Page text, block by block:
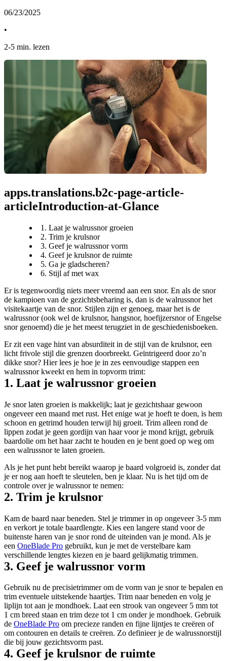
06/23/2025
•
2-5 min. lezen
apps.translations.b2c-page-article-
articleIntroduction-at-Glance
1. Laat je walrussnor groeien
2. Trim je krulsnor
3. Geef je walrussnor vorm
4. Geef je krulsnor de ruimte
5. Ga je gladscheren?
6. Stijl af met wax
Er is tegenwoordig niets meer vreemd aan een snor. En als de snor
de kampioen van de gezichtsbeharing is, dan is de walrussnor het
visitekaartje van de snor. Stijlen zijn er genoeg, maar het is de
walrussnor (ook wel de krulsnor, hangsnor, hoefijzersnor of Engelse
snor genoemd) die je het meest terugziet in de geschiedenisboeken.
Er zit een vage hint van absurditeit in de stijl van de krulsnor, een
licht frivole stijl die grenzen doorbreekt. Geïntrigeerd door zo’n
dikke snor? Hier lees je hoe je in zes eenvoudige stappen een
walrussnor kweekt en hem in topvorm trimt:
1. Laat je walrussnor groeien
Je snor laten groeien is makkelijk; laat je gezichtshaar gewoon
ongeveer een maand met rust. Het enige wat je hoeft te doen, is hem
schoon en getrimd houden terwijl hij groeit. Trim alleen rond de
lippen zodat je geen gordijn van haar voor je mond krijgt, gebruik
baardolie om het haar zacht te houden en je bent goed op weg om
een walrussnor te laten groeien.
Als je het punt hebt bereikt waarop je baard volgroeid is, zonder dat
je er nog aan hoeft te sleutelen, ben je klaar. Nu is het tijd om de
controle over je walrussnor te nemen:
2. Trim je krulsnor
Kam de baard naar beneden. Stel je trimmer in op ongeveer 3-5 mm
en verkort je totale baardlengte. Kies een langere stand voor de
buitenste haren van je snor rond de uiteinden van je mond. Als je
een OneBlade Pro gebruikt, kun je met de verstelbare kam
verschillende lengtes kiezen en je baard gelijkmatig trimmen.
3. Geef je walrussnor vorm
Gebruik nu de precisietrimmer om de vorm van je snor te bepalen en
trim eventuele uitstekende haartjes. Trim naar beneden en volg je
liplijn tot aan je mondhoek. Laat een strook van ongeveer 5 mm tot
1 cm breed staan en trim deze tot 1 cm onder je mondhoek. Gebruik
de OneBlade Pro om precieze randen en fijne lijntjes te creëren of
om contouren en details te creëren. Zo definieer je de walrussnorstijl
die bij jouw gezichtsvorm past.
4. Geef je krulsnor de ruimte